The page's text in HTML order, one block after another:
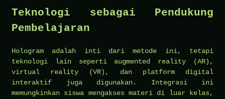
Teknologi sebagai Pendukung
Pembelajaran
Hologram adalah inti dari metode ini, tetapi
teknologi lain seperti augmented reality (AR),
virtual reality (VR), dan platform digital
interaktif juga digunakan. Integrasi ini
memungkinkan siswa mengakses materi di luar kelas,